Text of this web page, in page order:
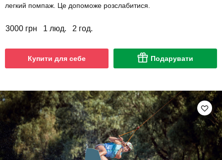
легкий помпаж. Це допоможе розслабитися.
3000 грн 1 люд. 2 год.
Купити для себе Подарувати